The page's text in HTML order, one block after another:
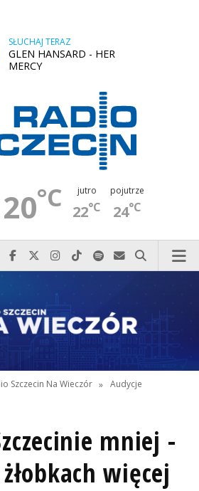
SŁUCHAJ TERAZ
GLEN HANSARD - HER
MERCY
20°C jutro
22°C
pojutrze
24°C
Najlepiej po prostu do nas zadzwoń
Odwiedź nas na Facebook-u
Odwiedź nas na X
Odwiedź nas na Instagram-ie
Odwiedź nas na TikTok-u
Szukaj nas na Spotify
Wyślij do nas
Szukaj
Szczecin Na Wieczór » Audycje
mniej -
więcej